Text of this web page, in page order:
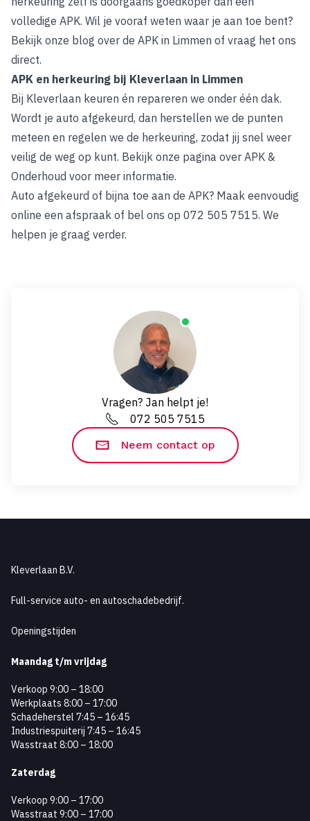
volledige APK. Wil je vooraf weten waar je aan toe bent?
Bekijk onze blog over de APK in Limmen of vraag het ons
direct.
APK en herkeuring bij Kleverlaan in Limmen
Bij Kleverlaan keuren én repareren we onder één dak.
Wordt je auto afgekeurd, dan herstellen we de punten
meteen en regelen we de herkeuring, zodat jij snel weer
veilig de weg op kunt. Bekijk onze pagina over APK &
Onderhoud voor meer informatie.
Auto afgekeurd of bijna toe aan de APK? Maak eenvoudig
online een afspraak of bel ons op 072 505 7515. We
helpen je graag verder.
Vragen? Jan helpt je!
072 505 7515
Neem contact op
Kleverlaan B.V.
Full-service auto- en autoschadebedrijf.
Openingstijden
Maandag t/m vrijdag
Verkoop 9:00 – 18:00
Werkplaats 8:00 – 17:00
Schadeherstel 7:45 – 16:45
Industriespuiterij 7:45 – 16:45
Wasstraat 8:00 – 18:00
Zaterdag
Verkoop 9:00 – 17:00
Wasstraat 9:00 – 17:00